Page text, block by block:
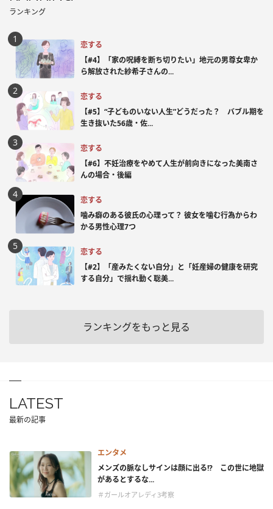
ランキング
恋する
【#4】「家の呪縛を断ち切りたい」地元の男尊女卑か
ら解放された紗希子さんの...
恋する
【#5】“子どものいない人生”どうだった？ バブル期を
生き抜いた56歳・佐...
恋する
【#6】不妊治療をやめて人生が前向きになった美南さ
んの場合・後編
恋する
噛み癖のある彼氏の心理って？ 彼女を噛む行為からわ
かる男性心理7つ
恋する
【#2】「産みたくない自分」と「妊産婦の健康を研究
する自分」で揺れ動く聡美...
ランキングをもっと見る
LATEST
最新の記事
エンタメ
メンズの脈なしサインは顔に出る!? この世に地獄
があるとするな...
＃ガールオアレディ3考察